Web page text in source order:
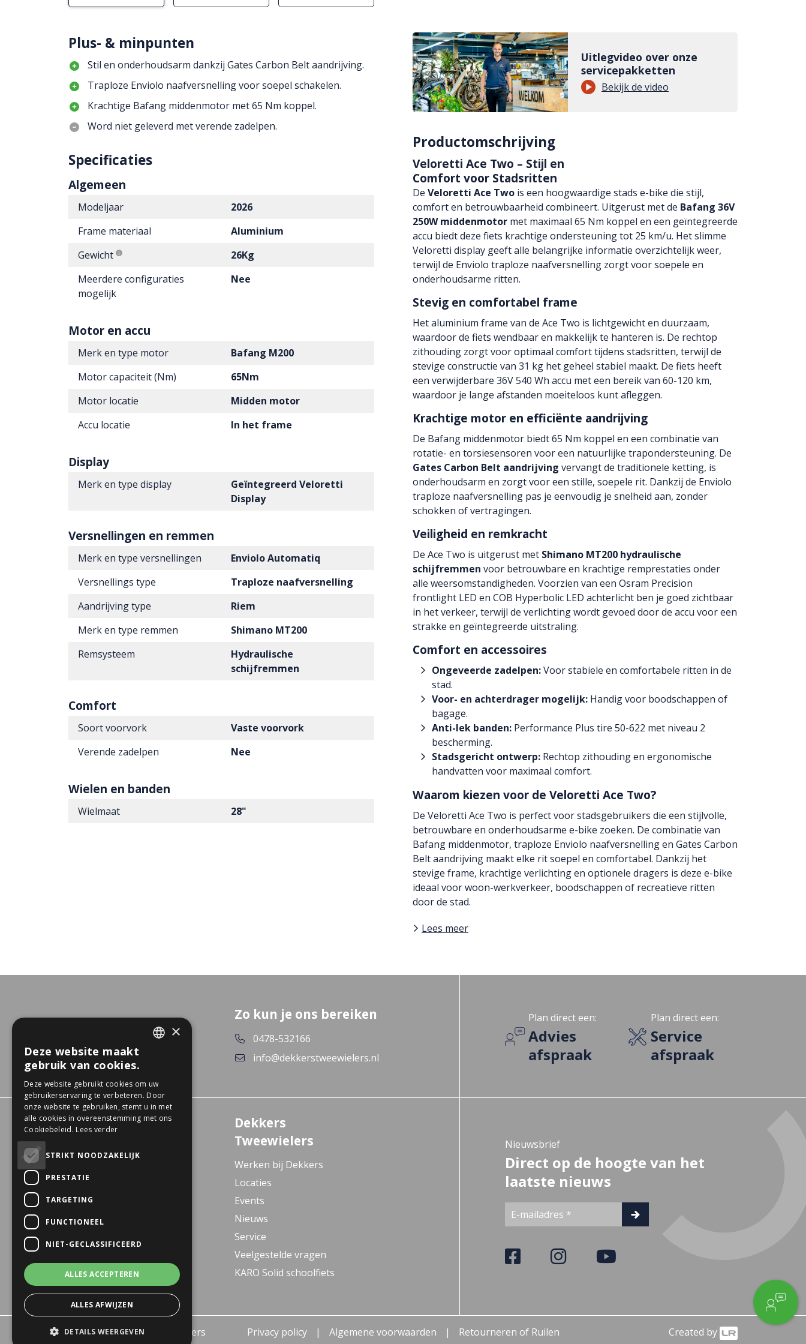
Plus- & minpunten
Stil en onderhoudsarm dankzij Gates Carbon Belt aandrijving.
Traploze Enviolo naafversnelling voor soepel schakelen.
Krachtige Bafang middenmotor met 65 Nm koppel.
Word niet geleverd met verende zadelpen.
Specificaties
Algemeen
Modeljaar
2026
Frame materiaal
Aluminium
Gewicht
26Kg
Meerdere configuraties
mogelijk
Nee
Motor en accu
Merk en type motor
Bafang M200
Motor capaciteit (Nm)
65Nm
Motor locatie
Midden motor
Accu locatie
In het frame
Display
Merk en type display
Geïntegreerd Veloretti
Display
Versnellingen en remmen
Merk en type versnellingen
Enviolo Automatiq
Versnellings type
Traploze naafversnelling
Aandrijving type
Riem
Merk en type remmen
Shimano MT200
Remsysteem
Hydraulische
schijfremmen
Comfort
Soort voorvork
Vaste voorvork
Verende zadelpen
Nee
Wielen en banden
Wielmaat 28"
Uitlegvideo over onze
servicepakketten
Bekijk de video
Productomschrijving
Veloretti Ace Two – Stijl en
Comfort voor Stadsritten
De Veloretti Ace Two is een hoogwaardige stads e-bike die stijl,
comfort en betrouwbaarheid combineert. Uitgerust met de Bafang 36V
250W middenmotor met maximaal 65 Nm koppel en een geïntegreerde
accu biedt deze fiets krachtige ondersteuning tot 25 km/u. Het slimme
Veloretti display geeft alle belangrijke informatie overzichtelijk weer,
terwijl de Enviolo traploze naafversnelling zorgt voor soepele en
onderhoudsarme ritten.
Stevig en comfortabel frame
Het aluminium frame van de Ace Two is lichtgewicht en duurzaam,
waardoor de fiets wendbaar en makkelijk te hanteren is. De rechtop
zithouding zorgt voor optimaal comfort tijdens stadsritten, terwijl de
stevige constructie van 31 kg het geheel stabiel maakt. De fiets heeft
een verwijderbare 36V 540 Wh accu met een bereik van 60-120 km,
waardoor je lange afstanden moeiteloos kunt afleggen.
Krachtige motor en efficiënte aandrijving
De Bafang middenmotor biedt 65 Nm koppel en een combinatie van
rotatie- en torsiesensoren voor een natuurlijke trapondersteuning. De
Gates Carbon Belt aandrijving vervangt de traditionele ketting, is
onderhoudsarm en zorgt voor een stille, soepele rit. Dankzij de Enviolo
traploze naafversnelling pas je eenvoudig je snelheid aan, zonder
schokken of vertragingen.
Veiligheid en remkracht
De Ace Two is uitgerust met Shimano MT200 hydraulische
schijfremmen voor betrouwbare en krachtige remprestaties onder
alle weersomstandigheden. Voorzien van een Osram Precision
frontlight LED en COB Hyperbolic LED achterlicht ben je goed zichtbaar
in het verkeer, terwijl de verlichting wordt gevoed door de accu voor een
strakke en geïntegreerde uitstraling.
Comfort en accessoires
Ongeveerde zadelpen:Voor stabiele en comfortabele ritten in de
stad.
Voor- en achterdrager mogelijk: Handig voor boodschappen of
bagage.
Anti-lek banden: Performance Plus tire 50-622 met niveau 2
bescherming.
Stadsgericht ontwerp: Rechtop zithouding en ergonomische
handvatten voor maximaal comfort.
Waarom kiezen voor de Veloretti Ace Two?
De Veloretti Ace Two is perfect voor stadsgebruikers die een stijlvolle,
betrouwbare en onderhoudsarme e-bike zoeken. De combinatie van
Bafang middenmotor, traploze Enviolo naafversnelling en Gates Carbon
Belt aandrijving maakt elke rit soepel en comfortabel. Dankzij het
stevige frame, krachtige verlichting en optionele dragers is deze e-bike
ideaal voor woon-werkverkeer, boodschappen of recreatieve ritten
door de stad.
Lees meer
Zo kun je ons bereiken
0478-532166
info@dekkerstweewielers.nl
Plan direct een:
Advies
afspraak
Plan direct een:
Service
afspraak
Experience Center
De Gagel 12
E-bike Store Vlodrop
6063 NL Vlodrop
De Leeuwhof 7
6301 KZ Valkenburg
Dekkers
Tweewielers
Werken bij Dekkers
Locaties
Events
Nieuws
Service
Veelgestelde vragen
KARO Solid schoolfiets
Nieuwsbrief
Direct op de hoogte van het
laatste nieuws
© 2026 - Dekkers Tweewielers
Privacy policy Algemene voorwaarden Retourneren of Ruilen Created by
×
Deze website maakt
gebruik van cookies.
Deze website gebruikt cookies om uw
gebruikerservaring te verbeteren. Door
onze website te gebruiken, stemt u in met
alle cookies in overeenstemming met ons
Cookiebeleid. Lees verder
STRIKT NOODZAKELIJK
PRESTATIE
TARGETING
FUNCTIONEEL
NIET-GECLASSIFICEERD
ALLES ACCEPTEREN
ALLES AFWIJZEN
DETAILS WEERGEVEN